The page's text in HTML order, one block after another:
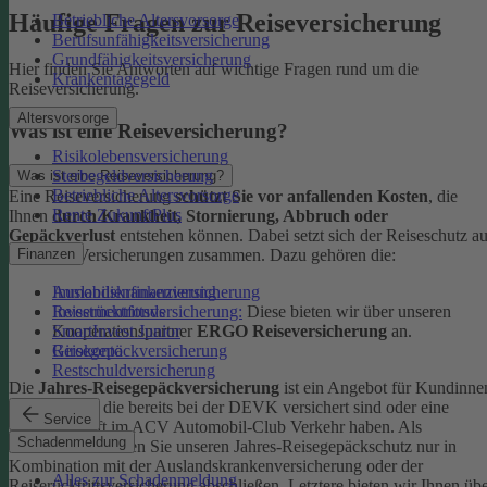
Betriebliche Altersvorsorge
Berufsunfähigkeitsversicherung
Grundfähigkeitsversicherung
Krankentagegeld
Altersvorsorge
Risikolebensversicherung
Sterbegeldversicherung
Betriebliche Altersvorsorge
Rente ZukunftPlus
Finanzen
Immobilienfinanzierung
Investmentfonds
SmartInvest Junior
Girokonto
Restschuldversicherung
Service
Schadenmeldung
Alles zur Schadenmeldung
Häufige Fragen zur Reiseversicherung
Hier finden Sie Antworten auf wichtige Fragen rund um die
Reiseversicherung.
Was ist eine Reiseversicherung?
Was ist eine Reiseversicherung?
Eine Reiseversicherungschützt Sie vor anfallenden Kosten, die
Ihnen durch Krankheit, Stornierung, Abbruch oder
Gepäckverlust entstehen können. Dabei setzt sich der Reiseschutz
mehreren Versicherungen zusammen. Dazu gehören die:
Auslandskrankenversicherung
Reiserücktrittsversicherung: Diese bieten wir über unseren
Kooperationspartner ERGO Reiseversicherung an.
Reisegepäckversicherung
Die Jahres-Reisegepäckversicherung ist ein Angebot für
und Kunden, die bereits bei der DEVK versichert sind oder eine
Mitgliedschaft im ACV Automobil-Club Verkehr haben. Als
Neukund:in können Sie unseren Jahres-Reisegepäckschutz nur in
Kombination mit der Auslandskrankenversicherung oder der